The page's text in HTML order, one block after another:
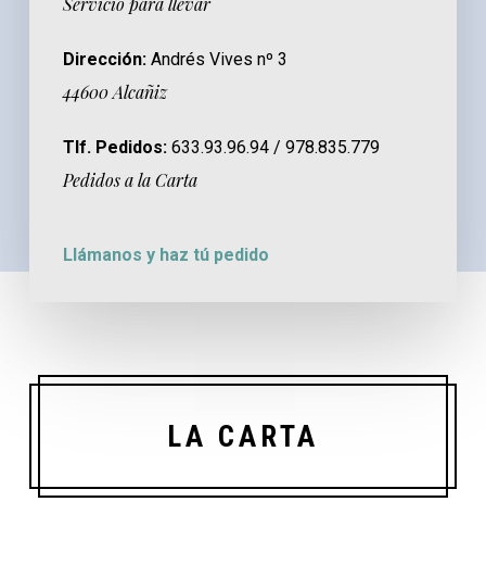
Dirección: Andrés Vives nº 3
44600 Alcañiz
Tlf. Pedidos: 633.93.96.94 / 978.835.779
Pedidos a la Carta
Llámanos y haz tú pedido
LA CARTA